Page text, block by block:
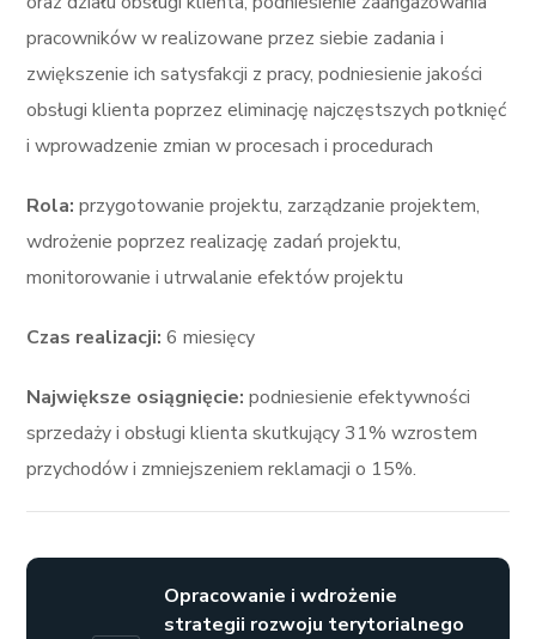
pracowników w realizowane przez siebie zadania i
zwiększenie ich satysfakcji z pracy, podniesienie jakości
obsługi klienta poprzez eliminację najczęstszych potknięć
i wprowadzenie zmian w procesach i procedurach
Rola: przygotowanie projektu, zarządzanie projektem,
wdrożenie poprzez realizację zadań projektu,
monitorowanie i utrwalanie efektów projektu
Czas realizacji: 6 miesięcy
Największe osiągnięcie: podniesienie efektywności
sprzedaży i obsługi klienta skutkujący 31% wzrostem
przychodów i zmniejszeniem reklamacji o 15%.
Opracowanie i wdrożenie
strategii rozwoju terytorialnego